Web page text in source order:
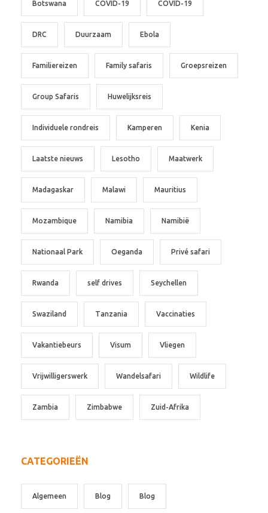
Botswana COVID-19 COVID-19
DRC Duurzaam Ebola
Familiereizen Family safaris Groepsreizen
Group Safaris Huwelijksreis
Individuele rondreis Kamperen Kenia
Laatste nieuws Lesotho Maatwerk
Madagaskar Malawi Mauritius
Mozambique Namibia Namibië
Nationaal Park Oeganda Privé safari
Rwanda self drives Seychellen
Swaziland Tanzania Vaccinaties
Vakantiebeurs Visum Vliegen
Vrijwilligerswerk Wandelsafari Wildlife
Zambia Zimbabwe Zuid-Afrika
CATEGORIEËN
Algemeen Blog Blog